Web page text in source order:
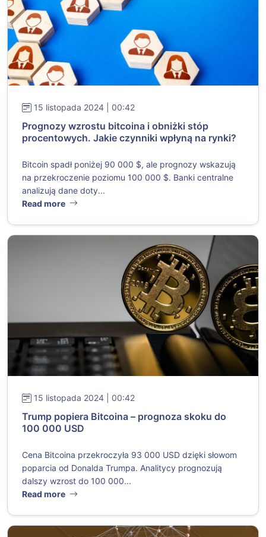
15 listopada 2024 | 00:42
Prognozy wzrostu bitcoina i obniżki stóp
procentowych. Jakie czynniki wpłyną na rynki?
Bitcoin spadł poniżej 90 000 $, ale prognozy wskazują
na przekroczenie poziomu 100 000 $. Banki centralne
analizują dane doty...
Read more
15 listopada 2024 | 00:42
Trump popiera Bitcoina – prognoza skoku do
100 000 USD
Cena Bitcoina przekroczyła 93 000 USD dzięki słowom
poparcia od Donalda Trumpa. Analitycy prognozują
dalszy wzrost do 100 000...
Read more